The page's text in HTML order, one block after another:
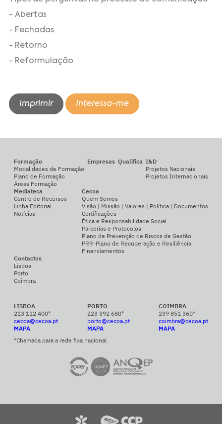
- Abertas
- Fechadas
- Retorno
- Reformulação
Imprimir Interessa-me
Formação
Modalidades de Formação
Plano de Formação
Áreas Formação
Empresas Qualifica I&D
Projetos Nacionais
Projetos Internacionais
Mediateca
Centro de Recursos
Linha Editorial
Notícias
Cecoa
Quem Somos
Visão | Missão | Valores | Política | Documentos
Certificações
Ética e Responsabilidade Social
Parcerias e Protocolos
Plano de Prevenção de Riscos de Gestão
PRR-Plano de Recuperação e Resiliência
Financiamentos
Contactos
Lisboa
Porto
Coimbra
LISBOA
213 112 400*
cecoa@cecoa.pt
MAPA
PORTO
223 392 680*
porto@cecoa.pt
MAPA
COIMBRA
239 851 360*
coimbra@cecoa.pt
MAPA
*Chamada para a rede fixa nacional